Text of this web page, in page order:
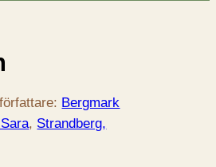
Bergmark
, Strandberg,